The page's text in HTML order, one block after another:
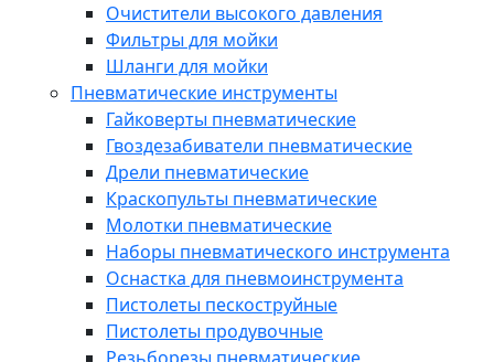
Очистители высокого давления
Фильтры для мойки
Шланги для мойки
Пневматические инструменты
Гайковерты пневматические
Гвоздезабиватели пневматические
Дрели пневматические
Краскопульты пневматические
Молотки пневматические
Наборы пневматического инструмента
Оснастка для пневмоинструмента
Пистолеты пескоструйные
Пистолеты продувочные